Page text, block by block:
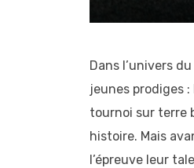
Dans l’univers
jeunes prodiges :
tournoi sur terre
histoire. Mais
l’épreuve leur